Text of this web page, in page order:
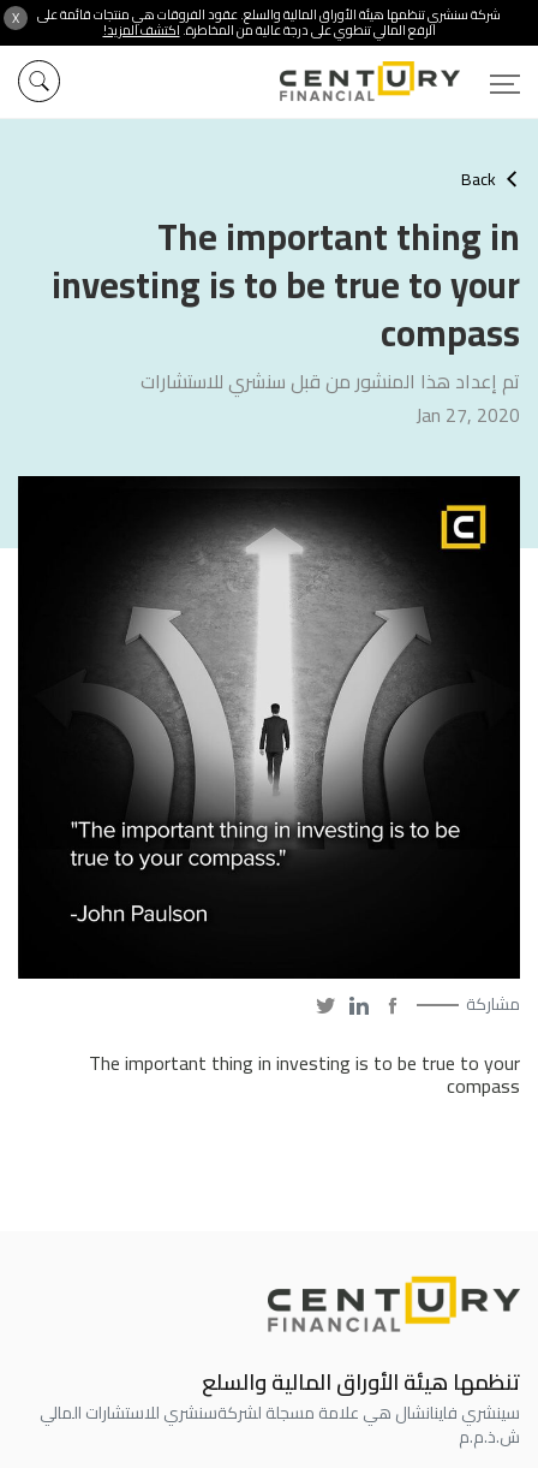
X شركة سنشري تنظمها هيئة الأوراق المالية والسلع. عقود الفروقات هي منتجات قائمة على
الرفع المالي تنطوي على درجة عالية من المخاطرة.اكتشف المزيد!
Back
The important thing in
investing is to be true to your
compass
تم إعداد هذا المنشور من قبل سنشري للاستشارات
Jan 27, 2020
مشاركة
The important thing in investing is to be true to your
compass
تنظمها هيئة الأوراق المالية والسلع
سينشري فاينانشال هي علامة مسجلة لشركةسنشري للاستشارات المالي
ش.ذ.م.م